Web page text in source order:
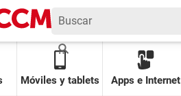
Móviles y tablets Apps e Internet